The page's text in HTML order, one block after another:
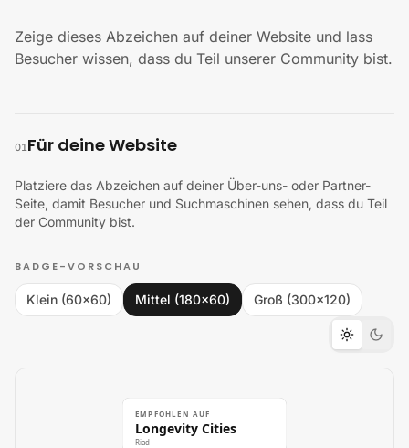
Zeige dieses Abzeichen auf deiner Website und lass
Besucher wissen, dass du Teil unserer Community bist.
01Für deine Website
Platziere das Abzeichen auf deiner Über-uns- oder Partner-
Seite, damit Besucher und Suchmaschinen sehen, dass du Teil
der Community bist.
BADGE-VORSCHAU
Klein (60×60) Mittel (180×60) Groß (300×120)
EMPFOHLEN AUF
Longevity Cities
Riad